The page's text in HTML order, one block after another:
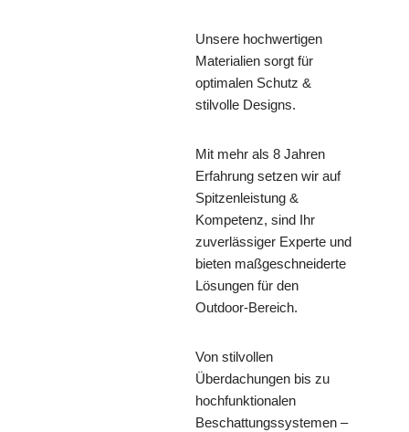
Unsere hochwertigen
Materialien sorgt für
optimalen Schutz &
stilvolle Designs.
Mit mehr als 8 Jahren
Erfahrung setzen wir auf
Spitzenleistung &
Kompetenz, sind Ihr
zuverlässiger Experte und
bieten maßgeschneiderte
Lösungen für den
Outdoor-Bereich.
Von stilvollen
Überdachungen bis zu
hochfunktionalen
Beschattungssystemen –